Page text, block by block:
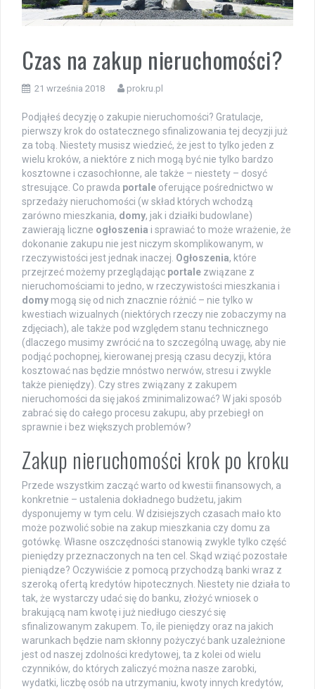
Czas na zakup nieruchomości?
21 września 2018 prokru.pl
Podjąłeś decyzję o zakupie nieruchomości? Gratulacje,
pierwszy krok do ostatecznego sfinalizowania tej decyzji już
za tobą. Niestety musisz wiedzieć, że jest to tylko jeden z
wielu kroków, a niektóre z nich mogą być nie tylko bardzo
kosztowne i czasochłonne, ale także – niestety – dosyć
stresujące. Co prawda portale oferujące pośrednictwo w
sprzedaży nieruchomości (w skład których wchodzą
zarówno mieszkania, domy, jak i działki budowlane)
zawierają liczne ogłoszenia i sprawiać to może wrażenie, że
dokonanie zakupu nie jest niczym skomplikowanym, w
rzeczywistości jest jednak inaczej. Ogłoszenia, które
przejrzeć możemy przeglądając portale związane z
nieruchomościami to jedno, w rzeczywistości mieszkania i
domy mogą się od nich znacznie różnić – nie tylko w
kwestiach wizualnych (niektórych rzeczy nie zobaczymy na
zdjęciach), ale także pod względem stanu technicznego
(dlaczego musimy zwrócić na to szczególną uwagę, aby nie
podjąć pochopnej, kierowanej presją czasu decyzji, która
kosztować nas będzie mnóstwo nerwów, stresu i zwykle
także pieniędzy). Czy stres związany z zakupem
nieruchomości da się jakoś zminimalizować? W jaki sposób
zabrać się do całego procesu zakupu, aby przebiegł on
sprawnie i bez większych problemów?
Zakup nieruchomości krok po kroku
Przede wszystkim zacząć warto od kwestii finansowych, a
konkretnie – ustalenia dokładnego budżetu, jakim
dysponujemy w tym celu. W dzisiejszych czasach mało kto
może pozwolić sobie na zakup mieszkania czy domu za
gotówkę. Własne oszczędności stanowią zwykle tylko część
pieniędzy przeznaczonych na ten cel. Skąd wziąć pozostałe
pieniądze? Oczywiście z pomocą przychodzą banki wraz z
szeroką ofertą kredytów hipotecznych. Niestety nie działa to
tak, że wystarczy udać się do banku, złożyć wniosek o
brakującą nam kwotę i już niedługo cieszyć się
sfinalizowanym zakupem. To, ile pieniędzy oraz na jakich
warunkach będzie nam skłonny pożyczyć bank uzależnione
jest od naszej zdolności kredytowej, ta z kolei od wielu
czynników, do których zaliczyć można nasze zarobki,
wydatki, liczbę osób na utrzymaniu, kwoty innych kredytów,